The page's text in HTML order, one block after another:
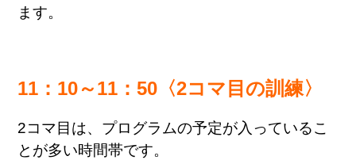
ます。
11：10～11：50〈2コマ目の訓練〉
2コマ目は、プログラムの予定が入っているこ
とが多い時間帯です。